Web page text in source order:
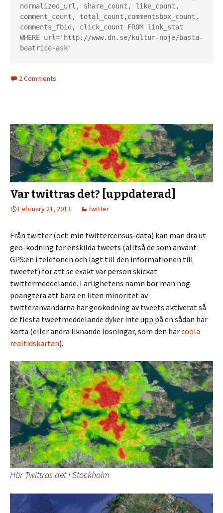
normalized_url, share_count, like_count,
comment_count, total_count,commentsbox_count,
comments_fbid, click_count FROM link_stat
WHERE url='http://www.dn.se/kultur-noje/basta-
beatrice-ask'
2 Comments
Var twittras det? [uppdaterad]
February 21, 2013 twitter
Från twitter (och min twittercensus-data) kan man dra ut
geo-kodning för enskilda tweets (alltså de som använt
GPS:en i telefonen och lagt till den informationen till
tweetet) för att se exakt var person skickat
twittermeddelande. I ärlighetens namn bör man nog
poängtera att bara en liten minoritet av
twitteranvändarna har geokodning av tweets aktiverat så
de flesta tweetmeddelande dyker inte upp på en sådan här
karta (eller andra liknande lösningar, som den härcoola
realtidskartan).
Här Twittras det i Stockholm